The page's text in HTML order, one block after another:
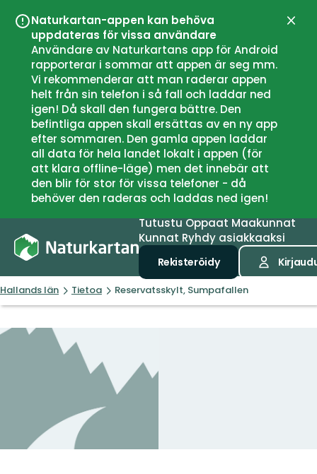
Naturkartan-appen kan behöva
uppdateras för vissa användare
Användare av Naturkartans app för Android
rapporterar i sommar att appen är seg mm.
Vi rekommenderar att man raderar appen
helt från sin telefon i så fall och laddar ned
igen! Då skall den fungera bättre. Den
befintliga appen skall ersättas av en ny app
efter sommaren. Den gamla appen laddar
all data för hela landet lokalt i appen (för
att klara offline-läge) men det innebär att
den blir för stor för vissa telefoner - då
behöver den raderas och laddas ned igen!
Sulje
TutustuOppaatMaakunnat
Kunnat Ryhdy asiakkaaksi
Rekisteröidy
Hallands län Tietoa Reservatsskylt, Sumpafallen